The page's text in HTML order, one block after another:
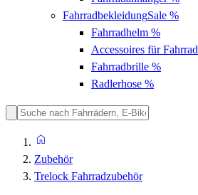
FahrradbekleidungSale %
Fahrradhelm %
Accessoires für Fahrrad
Fahrradbrille %
Radlerhose %
Zubehör
Trelock Fahrradzubehör